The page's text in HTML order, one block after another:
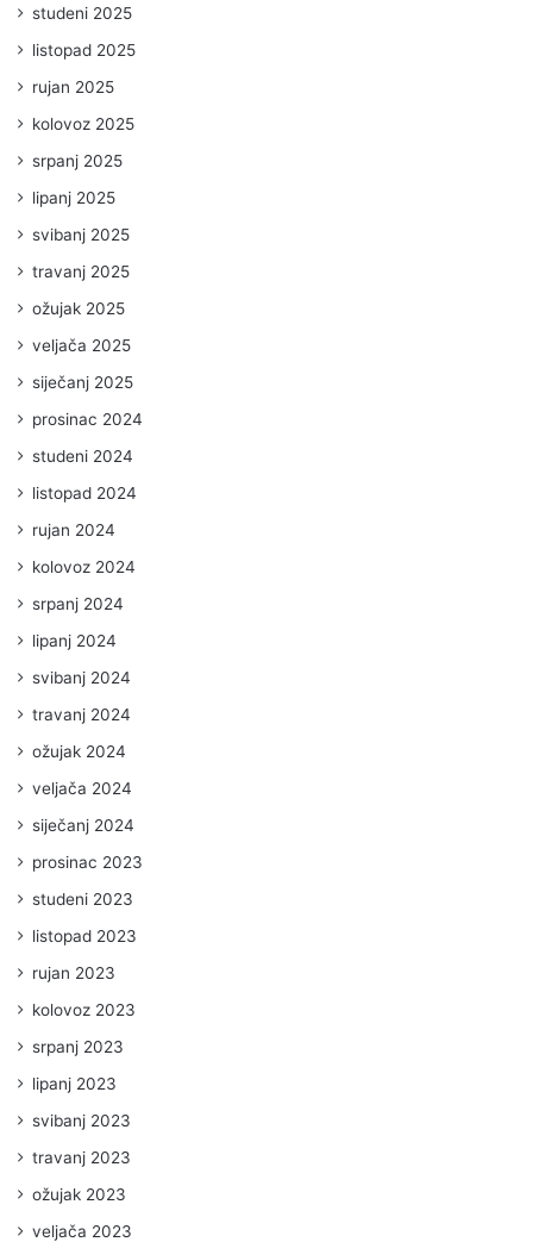
studeni 2025
listopad 2025
rujan 2025
kolovoz 2025
srpanj 2025
lipanj 2025
svibanj 2025
travanj 2025
ožujak 2025
veljača 2025
siječanj 2025
prosinac 2024
studeni 2024
listopad 2024
rujan 2024
kolovoz 2024
srpanj 2024
lipanj 2024
svibanj 2024
travanj 2024
ožujak 2024
veljača 2024
siječanj 2024
prosinac 2023
studeni 2023
listopad 2023
rujan 2023
kolovoz 2023
srpanj 2023
lipanj 2023
svibanj 2023
travanj 2023
ožujak 2023
veljača 2023